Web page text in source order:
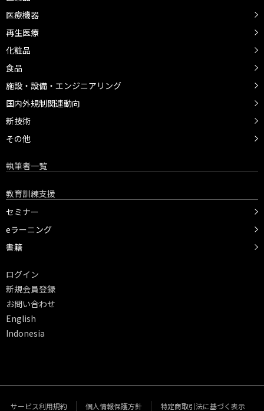
医療機器
再生医療
化粧品
食品
施設・設備・エンジニアリング
国内外規制関連動向
新技術
その他
執筆者一覧
教育訓練支援
セミナー
eラーニング
書籍
ログイン
新規会員登録
お問い合わせ
English
Indonesia
サービス利用規約 個人情報保護方針 特定商取引法に基づく表示